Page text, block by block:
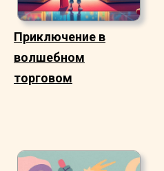
Приключение в
волшебном
торговом